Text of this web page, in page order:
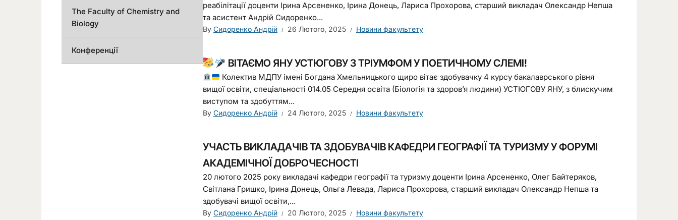
реабілітації доценти Ірина Арсененко, Ірина Донець, Лариса Прохорова, старший викладач Олександр Непша
та асистент Андрій Сидоренко...
By Сидоренко Андрій 26 Лютого, 2025 Новини факультету
ВІТАЄМО ЯНУ УСТЮГОВУ З ТРІУМФОМ У ПОЕТИЧНОМУ СЛЕМІ!
Колектив МДПУ імені Богдана Хмельницького щиро вітає здобувачку 4 курсу бакалаврського рівня
вищої освіти, спеціальності 014.05 Середня освіта (Біологія та здоров’я людини) УСТЮГОВУ ЯНУ, з блискучим
виступом та здобуттям...
By Сидоренко Андрій 24 Лютого, 2025 Новини факультету
УЧАСТЬ ВИКЛАДАЧІВ ТА ЗДОБУВАЧІВ КАФЕДРИ ГЕОГРАФІЇ ТА ТУРИЗМУ У ФОРУМІ
АКАДЕМІЧНОЇ ДОБРОЧЕСНОСТІ
20 лютого 2025 року викладачі кафедри географії та туризму доценти Ірина Арсененко, Олег Байтеряков,
Світлана Гришко, Ірина Донець, Ольга Левада, Лариса Прохорова, старший викладач Олександр Непша та
здобувачі вищої освіти,...
By Сидоренко Андрій 20 Лютого, 2025 Новини факультету
The Faculty of Chemistry and
Biology
Конференції